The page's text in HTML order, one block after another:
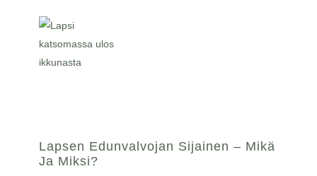
Lapsen Edunvalvojan Sijainen – Mikä
Ja Miksi?